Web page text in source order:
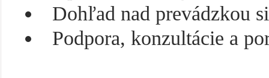
Dohľad nad prevádzkou
Podpora, konzultácie a